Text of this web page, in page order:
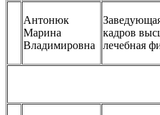
Антонюк
Марина
Владимировна
кадров
лечебная